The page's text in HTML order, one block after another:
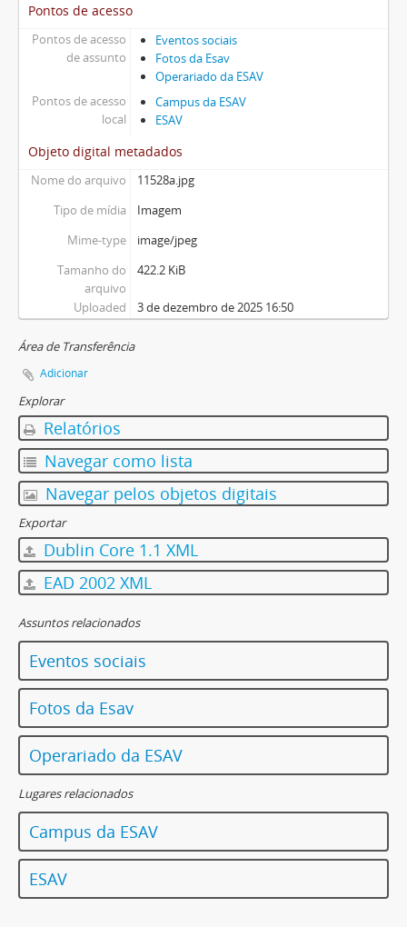
Pontos de acesso
Pontos de acesso
de assunto
Eventos sociais
Fotos da Esav
Operariado da ESAV
Pontos de acesso
local
Campus da ESAV
ESAV
Objeto digital metadados
Nome do arquivo
11528a.jpg
Tipo de mídia
Imagem
Mime-type
image/jpeg
Tamanho do
arquivo
422.2 KiB
Uploaded 3 de dezembro de 2025 16:50
Área de Transferência
Adicionar
Explorar
Relatórios
Navegar como lista
Navegar pelos objetos digitais
Exportar
Dublin Core 1.1 XML
EAD 2002 XML
Assuntos relacionados
Eventos sociais
Fotos da Esav
Operariado da ESAV
Lugares relacionados
Campus da ESAV
ESAV